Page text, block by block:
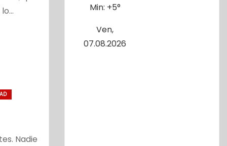
Nadie
Min: +5°
Ven,
07.08.2026